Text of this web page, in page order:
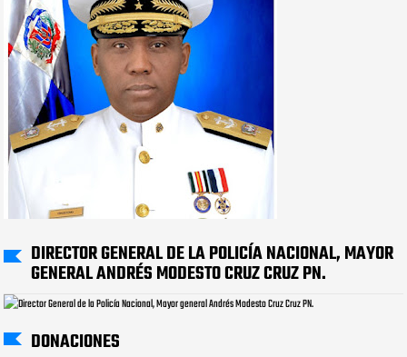
DIRECTOR GENERAL DE LA POLICÍA NACIONAL, MAYOR
GENERAL ANDRÉS MODESTO CRUZ CRUZ PN.
DONACIONES